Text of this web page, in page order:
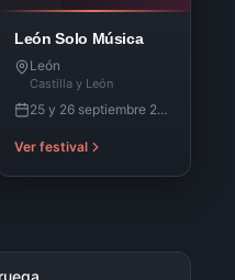
León Solo Música
León
Castilla y León
25 y 26 septiembre 2026
Ver festival